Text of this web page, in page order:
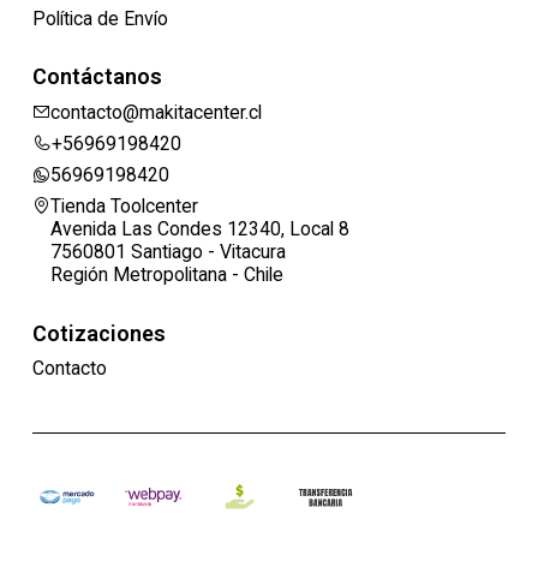
Política de Envío
Contáctanos
contacto@makitacenter.cl
+56969198420
56969198420
Tienda Toolcenter
Avenida Las Condes 12340, Local 8
7560801 Santiago - Vitacura
Región Metropolitana - Chile
Cotizaciones
Contacto